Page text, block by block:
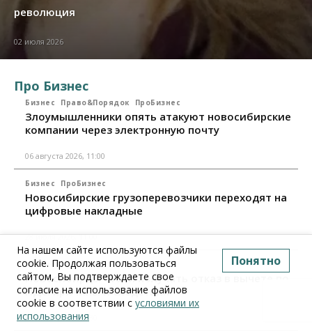
революция
02 июля 2026
Про Бизнес
Бизнес Право&Порядок ПроБизнес
Злоумышленники опять атакуют новосибирские
компании через электронную почту
06 августа 2026, 11:00
Бизнес ПроБизнес
Новосибирские грузоперевозчики переходят на
цифровые накладные
28 июля 2026, 11:00
Бизнес ПроБизнес
Новосибирцы стали получать отказ в вычете по
НДС: причины и следствия
24 июля 2026, 10:30
На нашем сайте используются файлы
cookie. Продолжая пользоваться
сайтом, Вы подтверждаете свое
согласие на использование файлов
cookie в соответствии с условиями их
использования
Понятно